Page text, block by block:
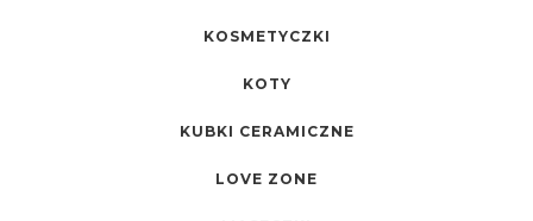
KOSMETYCZKI
KOTY
KUBKI CERAMICZNE
LOVE ZONE